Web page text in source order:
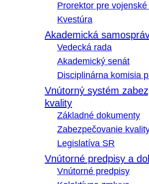
Prorektor pre vojenské
Kvestúra
Akademická
Vedecká rada
Akademický senát
Disciplinárna komisia
Vnútorný systém
kvality
Základné dokumenty
Zabezpečovanie
Legislatíva SR
Vnútorné predpisy a
Vnútorné predpisy